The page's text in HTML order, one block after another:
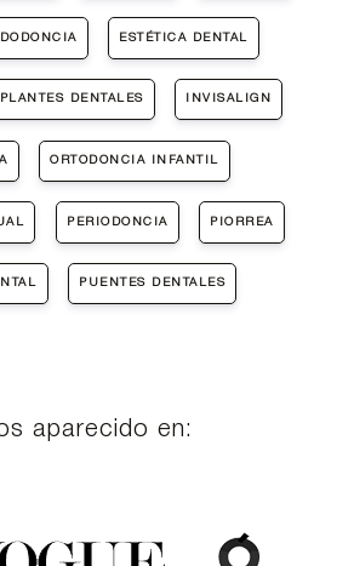
ESTÉTICA DENTAL
DENTALES INVISALIGN
ORTODONCIA INFANTIL
PERIODONCIA PIORREA
PUENTES DENTALES
aparecido en: